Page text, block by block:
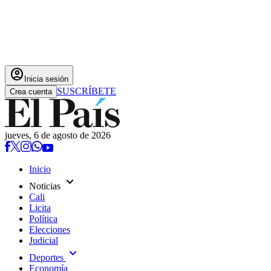
account_circle Inicia sesión
Crea cuenta SUSCRÍBETE
jueves, 6 de agosto de 2026
Inicio
Noticias expand_more
Cali
Licita
Política
Elecciones
Judicial
Deportes expand_more
Economía